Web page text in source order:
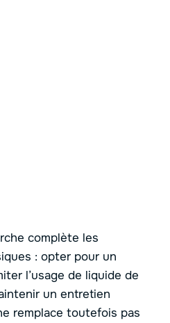
complète les
: opter pour un
l’usage de liquide de
un entretien
remplace toutefois pas